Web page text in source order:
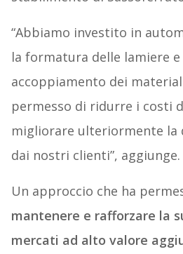
“Abbiamo investito in
la formatura delle lamiere
accoppiamento dei
permesso di ridurre i costi
migliorare ulteriormente la
dai nostri clienti”, aggiunge.
Un approccio che ha
mantenere e rafforzare la
mercati ad alto valore